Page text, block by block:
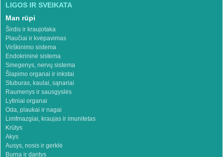
LIGOS IR SVEIKATA
Man rūpi
Širdis ir kraujotaka
Plaučiai ir kvėpavimas
Virškinimo sistema
Endokrininė sistema
Smegenys, nervų sistema
Šlapimo organai ir inkstai
Stuburas, kaulai, sąnariai
Raumenys ir sausgyslės
Lytiniai organai
Oda, plaukai ir nagai
Limfmazgiai, kraujas ir imunitetas
Krūtys
Akys
Ausys, nosis ir gerklė
Burna ir dantys